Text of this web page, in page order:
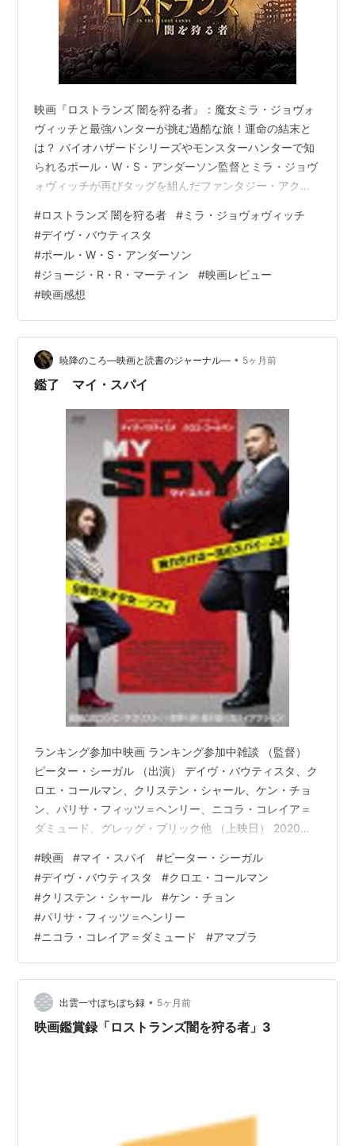
映画『ロストランズ 闇を狩る者』：魔女ミラ・ジョヴォ
ヴィッチと最強ハンターが挑む過酷な旅！運命の結末と
は？ バイオハザードシリーズやモンスターハンターで知
られるポール・W・S・アンダーソン監督とミラ・ジョヴ
ォヴィッチが再びタッグを組んだファンタジー・アクシ
女とハンターが未知の領域ロストランズへと足を踏み入
れます。願いを叶える魔女の真意と、待ち受ける呪われ
た運命の真実とは。今回は本作のあらすじから、多くの
謎を残したラストの結末までを詳しく紹介します。
#ロストランズ 闇を狩る者 #ミラ・ジョヴォヴィッチ
#デイヴ・バウティスタ
#ポール・W・S・アンダーソン
#ジョージ・R・R・マーティン #映画レビュー
#映画感想
暁降のころ―映画と読書のジャーナル― • 5ヶ月前
鑑了 マイ・スパイ
ランキング参加中映画 ランキング参加中雑談 （監督）
ピーター・シーガル （出演） デイヴ・バウティスタ、ク
ロエ・コールマン、クリステン・シャール、ケン・チョ
ン、パリサ・フィッツ＝ヘンリー、ニコラ・コレイア＝
ダミュード、グレッグ・ブリック他 （上映日） 2020年
じ。（参照：Filmarks） CIAの豪腕エージェントJJはあ
るミッションでド派手に暴れすぎたことが問題となり、
経験未熟な同僚ボビーと地味な監視の任務にまわされる
ことに。ターゲットはテロリスト、マルケスの義姉ケイ
トとその娘ソフィ。ふたりが暮らすアパートにカメラを
仕掛け…
#映画 #マイ・スパイ #ピーター・シーガル
#デイヴ・バウティスタ #クロエ・コールマン
#クリステン・シャール #ケン・チョン
#パリサ・フィッツ＝ヘンリー
#ニコラ・コレイア＝ダミュード #アマプラ
出雲一寸ぼちぼち録 • 5ヶ月前
映画鑑賞録「ロストランズ闇を狩る者」3